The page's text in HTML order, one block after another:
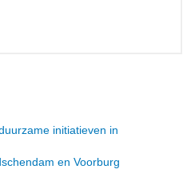
initiatieven in
en Voorburg